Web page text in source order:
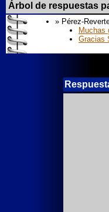
Árbol de respuestas
» Pérez-
Muchas
Gracias